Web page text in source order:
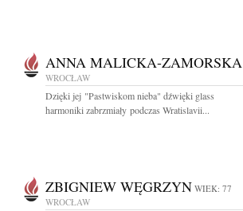
ANNA MALICKA-ZAMORSKA
WROCŁAW
Dzięki jej "Pastwiskom nieba" dźwięki glass
harmoniki zabrzmiały podczas Wratislavii...
ZBIGNIEW WĘGRZYN WIEK: 77
WROCŁAW